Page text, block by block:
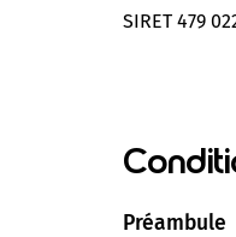
SIRET 479
Préambule